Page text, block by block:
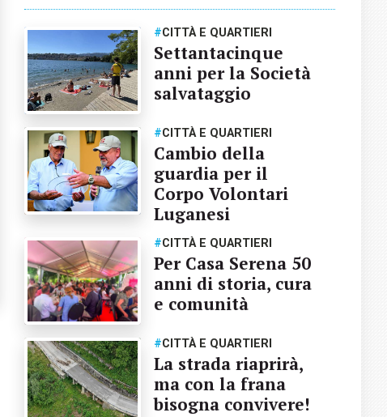
#CITTÀ E QUARTIERI
Settantacinque
anni per la Società
salvataggio
#CITTÀ E QUARTIERI
Cambio della
guardia per il
Corpo Volontari
Luganesi
#CITTÀ E QUARTIERI
Per Casa Serena 50
anni di storia, cura
e comunità
#CITTÀ E QUARTIERI
La strada riaprirà,
ma con la frana
bisogna convivere!